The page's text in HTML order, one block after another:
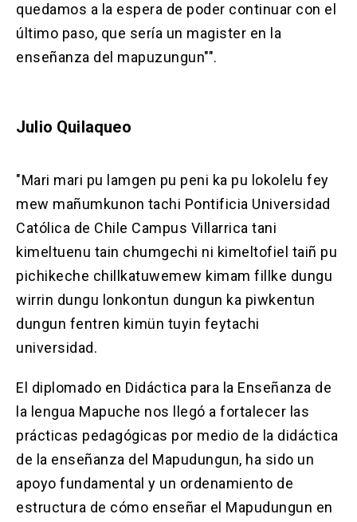
quedamos a la espera de poder continuar con el
último paso, que sería un magister en la
enseñanza del mapuzungun"".
Julio Quilaqueo
"Mari mari pu lamgen pu peni ka pu lokolelu fey
mew mañumkunon tachi Pontificia Universidad
Católica de Chile Campus Villarrica tani
kimeltuenu tain chumgechi ni kimeltofiel taiñ pu
pichikeche chillkatuwemew kimam fillke dungu
wirrin dungu lonkontun dungun ka piwkentun
dungun fentren kimün tuyin feytachi
universidad.
El diplomado en Didáctica para la Enseñanza de
la lengua Mapuche nos llegó a fortalecer las
prácticas pedagógicas por medio de la didáctica
de la enseñanza del Mapudungun, ha sido un
apoyo fundamental y un ordenamiento de
estructura de cómo enseñar el Mapudungun en